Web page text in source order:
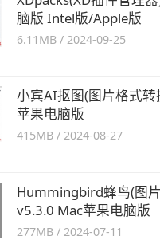
脑版 Intel版/Apple版
6.11MB /2024-09-25
小宾AI抠图(图片格式
苹果电脑版
415MB /2024-08-27
Hummingbird蜂鸟(图
v5.3.0 Mac苹果电脑版
277MB / 2024-07-11